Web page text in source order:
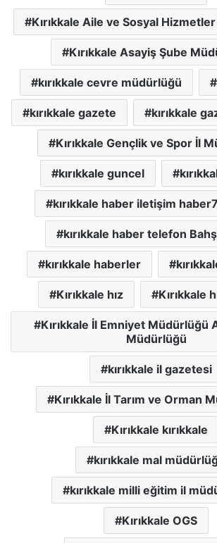
Kırıkkale Aile ve Sosyal
Kırıkkale Asayiş Şube
kırıkkale cevre müdürlüğü
kırıkkale gazete kırıkkale
Kırıkkale Gençlik ve Spor İl
kırıkkale guncel
kırıkkale haber iletişim
kırıkkale haber telefon
kırıkkale haberler
Kırıkkale hız Kırıkkale
Kırıkkale İl Emniyet Müdürlüğü
Müdürlüğü
kırıkkale il gazetesi
Kırıkkale İl Tarım ve Orman
Kırıkkale kırıkkale
kırıkkale mal
kırıkkale milli eğitim il
Kırıkkale OGS